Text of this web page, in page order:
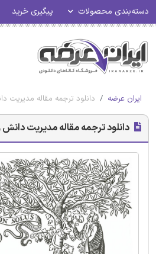
دسته‌بندی محصولات پیگیری خرید
ایران عرضه دانلود ترجمه مقاله مدیریت
دانلود ترجمه مقاله مدیریت